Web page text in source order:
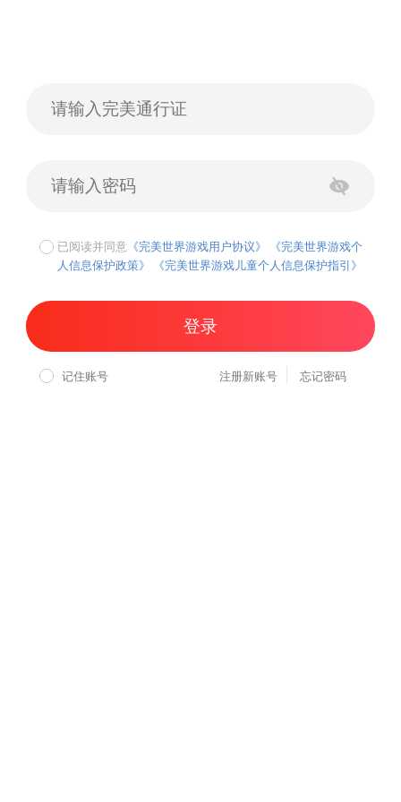
已阅读并同意 《完美世界游戏用户协议》
《完美世界游戏个
人信息保护政策》
《完美世界游戏儿童个人信息保护指引》
登录
记住账号 注册新账号 忘记密码